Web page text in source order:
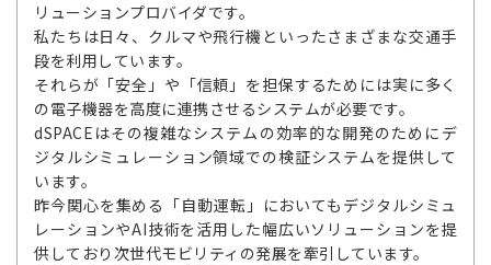
リューションプロバイダです。
私たちは日々、クルマや飛行機といったさまざまな交通手
段を利用しています。
それらが「安全」や「信頼」を担保するためには実に多く
の電子機器を高度に連携させるシステムが必要です。
dSPACEはその複雑なシステムの効率的な開発のためにデ
ジタルシミュレーション領域での検証システムを提供して
います。
昨今関心を集める「自動運転」においてもデジタルシミュ
レーションやAI技術を活用した幅広いソリューションを提
供しており次世代モビリティの発展を牽引しています。